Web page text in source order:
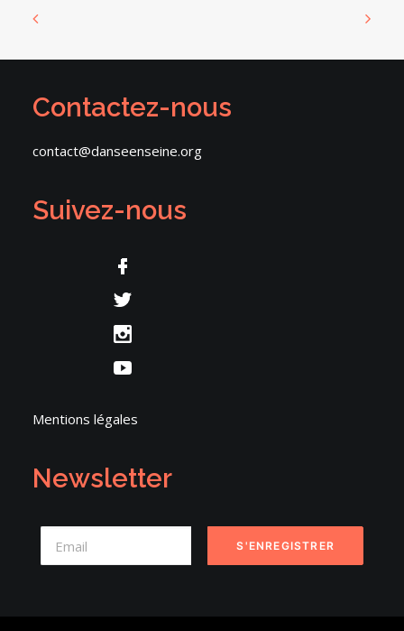
Contactez-nous
contact@danseenseine.org
Suivez-nous
Mentions légales
Newsletter